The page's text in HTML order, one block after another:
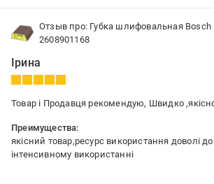
Отзыв про: Губка шлифовальная Bosch
2608901168
Ірина
Товар і Продавця рекомендую, Швидко
Преимущества:
якісний товар,ресурс використання доволі
інтенсивному використанні